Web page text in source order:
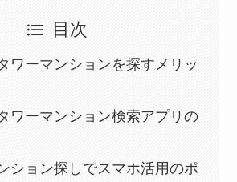
目次
ワーマンションを探すメリッ
ワーマンション検索アプリの
ション探しでスマホ活用のポ